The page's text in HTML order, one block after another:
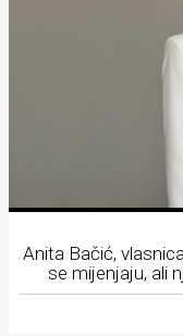
Anita Bačić,
se mijenjaju, ali